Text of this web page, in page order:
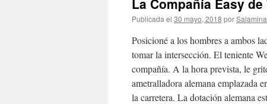
La Compañía Easy
Publicada el 30 mayo, 2018 porSalamina
Posicioné a los hombres a ambos
tomar la intersección. El teniente
compañía. A la hora prevista, le
ametralladora alemana emplazada
la carretera. La dotación alemana